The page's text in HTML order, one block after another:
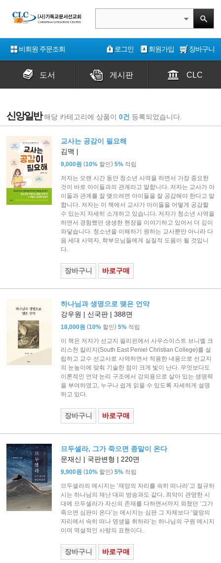
비회원 주문조회 로그인 회원가입 장바구니
도서 게시판 CLC
신앙일반 해당 카테고리에 상품이 0건 등록되었습니다.
교사는 공감이 필요해
김맥 |
9,000원 (10% 할인) 5% 적립
저자는 오랜 시간 동안 청소년 사역을 하면서 가장 중요한
것이 바로 아이들과의 관계라고 말합니다. 저자는 교사가 아
이들과 관계를 잘 맺으려면 아이들을 잘 공감해야 한다고 말
합니다. 저자는 이 책에서 교사가 아이들을 어떻게 공감할
수 있는지 자세히 소개하고 있습니다. 저자가 청소년 사역을
하면서 경험했던 생생한 현장을 이야기하고 있어서 더 깊이
와닿습니다. 청소년을 이해하기 원하는 교사뿐만 아니라 다
음 세대 사역자, 학부모님들에게 실질적 도움이 될 것입니
다.
장바구니 바로구매
하나님과 생명으로 맺은 언약
강우원 | 신국판 | 388면
18,000원 (10% 할인) 5% 적립
이 책은 저자가 선교지 필리핀에서 사우스이스트 브니엘 크
리스천 칼리지(South East Peniel Christian College)를 설
립하고 교수 선교사로 사역하면서 적용한 내용으로 선교지
의 눈높이에 맞춰 기술한 점이 크게 빛이 난다. 무엇보다도
이론적인 언약 논리 구조에서 강의용으로 살아 있는 생명력
을 부여하였고, 누구나 쉽게 읽을 수 있도록 자세하게 설명
하고 있다.
장바구니 바로구매
므두셀라, 그가 죽으면 종말이 온다
문재신 | 국판변형 | 220면
9,900원 (10% 할인) 5% 적립
므두셀라의 메시지는 ‘재앙의 자리를 속히 떠나라’고 절규하
시는 하나님의 재난 대피 방송과도 같다. 죄악이 관영한 시
대에 므두셀라가 자신의 존재를 다하면서까지 외쳤던 ‘그가
죽으면 심판이 온다’는 메시지는 심판 그 자체보다 ‘멸망의
자리에서 속히 떠나 영생을 취하라’는 하나님의 구원 메시지
이며 역설적인 사랑의 표현이다.
장바구니 바로구매